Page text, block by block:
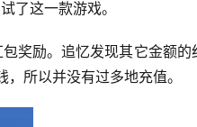
了这一款游戏。
奖励。追忆发现其它金额的
所以并没有过多地充值。